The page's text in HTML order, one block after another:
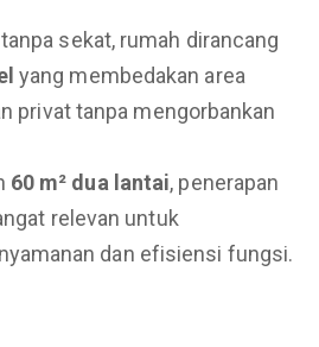
sekat, rumah dirancang
yang membedakan area
privat tanpa mengorbankan
60 m² dua lantai, penerapan
relevan untuk
dan efisiensi fungsi.